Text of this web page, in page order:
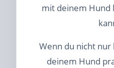
mit deinem Hund
Wenn du nicht
deinem Hund